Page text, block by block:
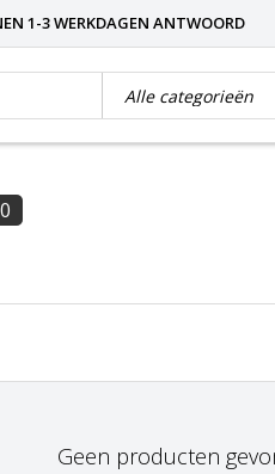
1-3 WERKDAGEN ANTWOORD
0
Geen producten